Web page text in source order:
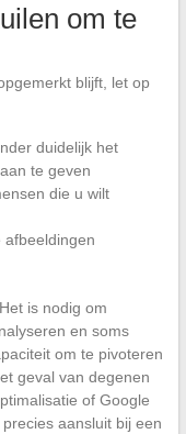
om te
blijft, let op
duidelijk het
te geven
die u wilt
is nodig om
en soms
om te pivoteren
geval van degenen
of Google
aansluit bij een